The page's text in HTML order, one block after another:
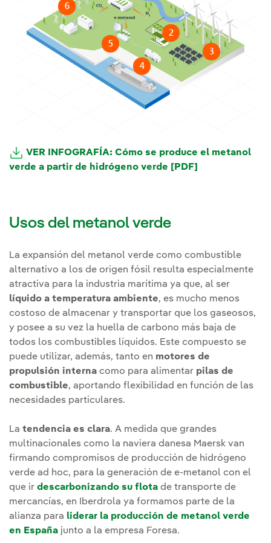
2
3
4
5
6
VER INFOGRAFÍA: Cómo se produce el metanol
verde a partir de hidrógeno verde [PDF]
Usos del metanol verde
La expansión del metanol verde como combustible
alternativo a los de origen fósil resulta especialmente
atractiva para la industria marítima ya que, al ser
líquido a temperatura ambiente, es mucho menos
costoso de almacenar y transportar que los gaseosos,
y posee a su vez la huella de carbono más baja de
todos los combustibles líquidos. Este compuesto se
puede utilizar, además, tanto en motores de
propulsión interna como para alimentar pilas de
combustible, aportando flexibilidad en función de las
necesidades particulares.
La tendencia es clara. A medida que grandes
multinacionales como la naviera danesa Maersk van
firmando compromisos de producción de hidrógeno
verde ad hoc, para la generación de e-metanol con el
que ir descarbonizando su flota de transporte de
mercancías, en Iberdrola ya formamos parte de la
alianza para liderar la producción de metanol verde
en España junto a la empresa Foresa.